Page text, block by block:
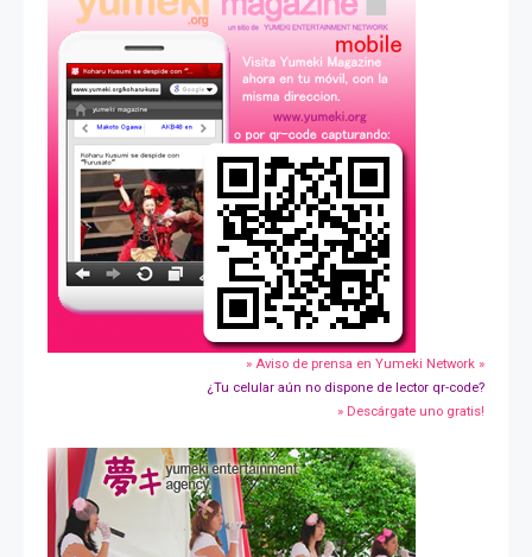
» Aviso de prensa en Yumeki Network »
¿Tu celular aún no dispone de lector qr-code?
» Descárgate uno gratis!